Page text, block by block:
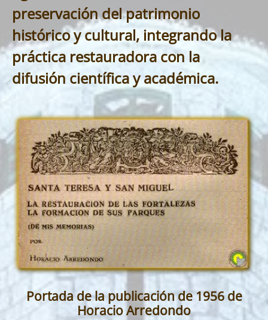
preservación del patrimonio
histórico y cultural, integrando la
práctica restauradora con la
difusión científica y académica.
Portada de la publicación de 1956 de
Horacio Arredondo